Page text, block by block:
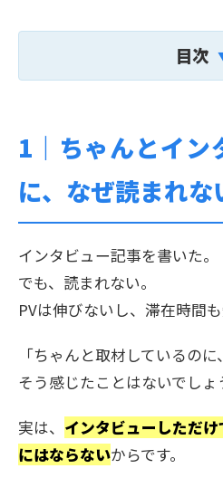
目次
1｜ ちゃんとイン
に、なぜ読まれな
インタビュー記事を書いた。
でも、読まれない。
PVは伸びないし、滞在時間も
「ちゃんと取材しているのに
そう感じたことはないでしょ
実は、 インタビューしただ
にはならないからです。